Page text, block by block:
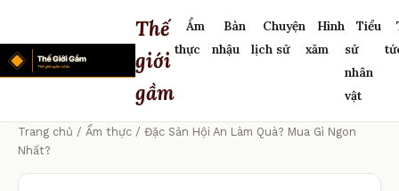
Thế
giới
gầm
Ẩm
thực
Bàn
nhậu
Chuyện
lịch sử
Hình
xăm
Tiểu
sử
nhân
vật
Trang chủ / Ẩm thực / Đặc Sản Hội An Làm Quà? Mua Gì Ngon
Nhất?